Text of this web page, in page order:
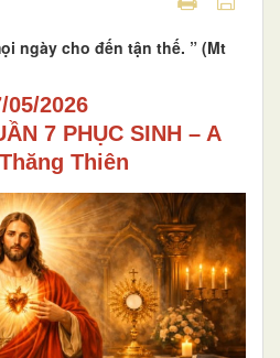
ngày cho đến tận thế. ” (Mt
05/2026
7 PHỤC SINH – A
Thiên